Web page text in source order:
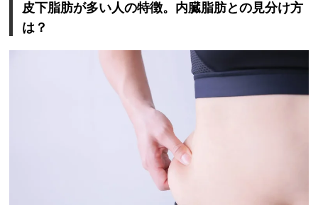
皮下脂肪が多い人の特徴。内臓脂肪との見分け方
は？